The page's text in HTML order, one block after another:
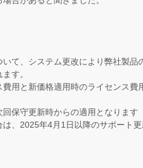
て、システム更改により弊社製品
す。
用と新価格適用時のライセンス費
保守更新時からの適用となります
、2025年4月1日以降のサポート